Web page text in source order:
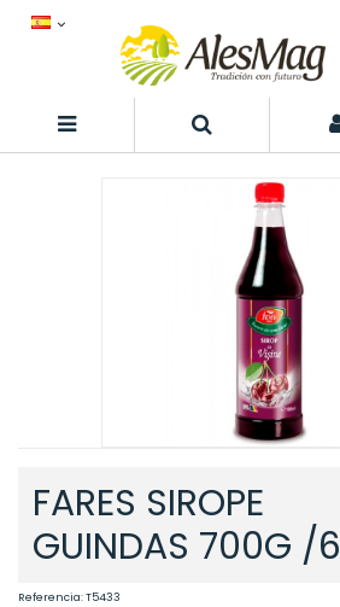
FARES SIROPE
GUINDAS 700G /6
Referencia:T5433